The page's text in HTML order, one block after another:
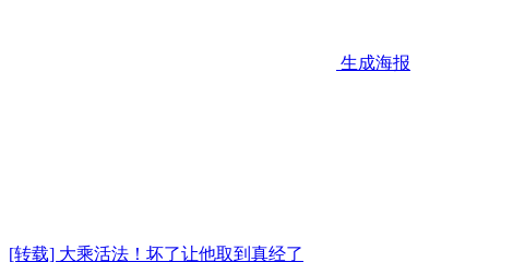
生成海报
[转载] 大乘活法！坏了让他取到真经了